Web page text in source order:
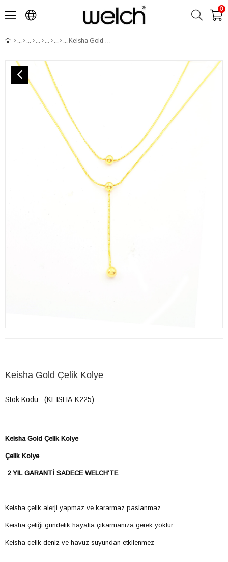
0
Keisha Gold Çelik Kolye
Keisha Gold Çelik Kolye
Stok Kodu (KEISHA-K225)
Keisha Gold Çelik Kolye
Çelik Kolye
2 YIL GARANTİ SADECE WELCH'TE
Keisha çelik alerji yapmaz ve kararmaz paslanmaz
Keisha çeliği gündelik hayatta çıkarmanıza gerek yoktur
Keisha çelik deniz ve havuz suyundan etkilenmez